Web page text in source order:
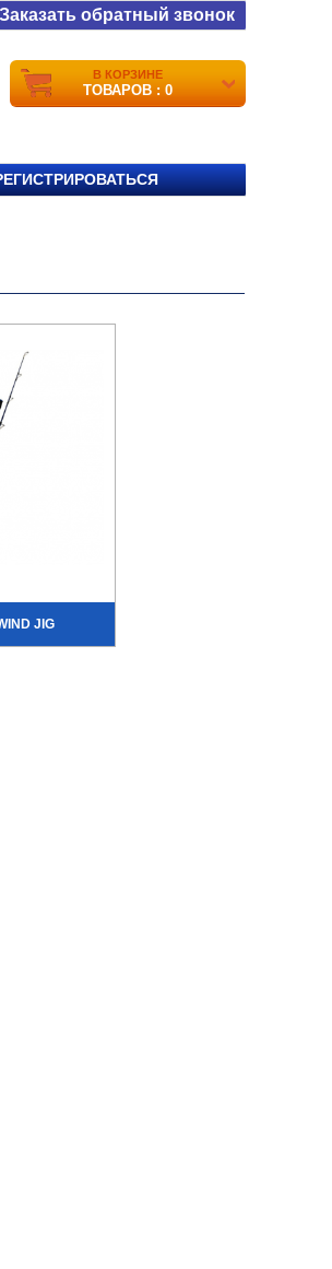
Заказать обратный звонок
В КОРЗИНЕ
ТОВАРОВ : 0
JIG